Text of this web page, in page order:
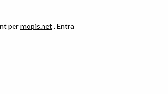
permopis.net. Entra